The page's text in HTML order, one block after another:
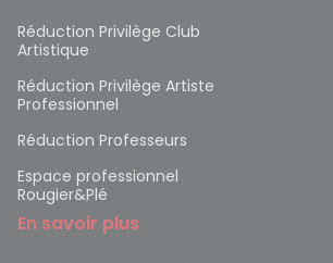
Réduction Privilège Club
Artistique
Réduction Privilège Artiste
Professionnel
Réduction Professeurs
Espace professionnel
Rougier&Plé
En savoir plus